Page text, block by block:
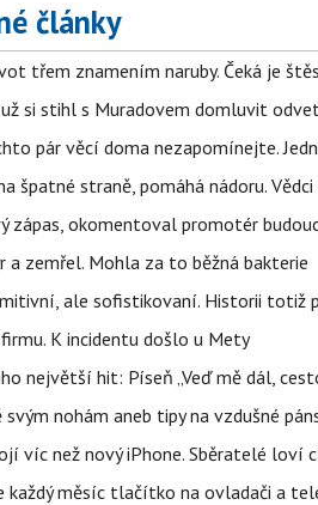
články
třem znamením naruby. Čeká je
si stihl s Muradovem domluvit
pár věcí doma nezapomínejte.
špatné straně, pomáhá nádoru.
zápas, okomentoval promotér
a zemřel. Mohla za to běžná bakterie
ale sofistikovaní. Historii totiž
K incidentu došlo u Mety
největší hit: Píseň „Veď mě dál,
nohám aneb tipy na vzdušné
víc než nový iPhone. Sběratelé loví
každý měsíc tlačítko na ovladači a